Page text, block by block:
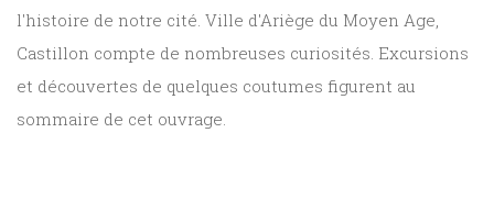
l'histoire de notre cité. Ville d'Ariège du Moyen Age,
Castillon compte de nombreuses curiosités. Excursions
et découvertes de quelques coutumes figurent au
sommaire de cet ouvrage.